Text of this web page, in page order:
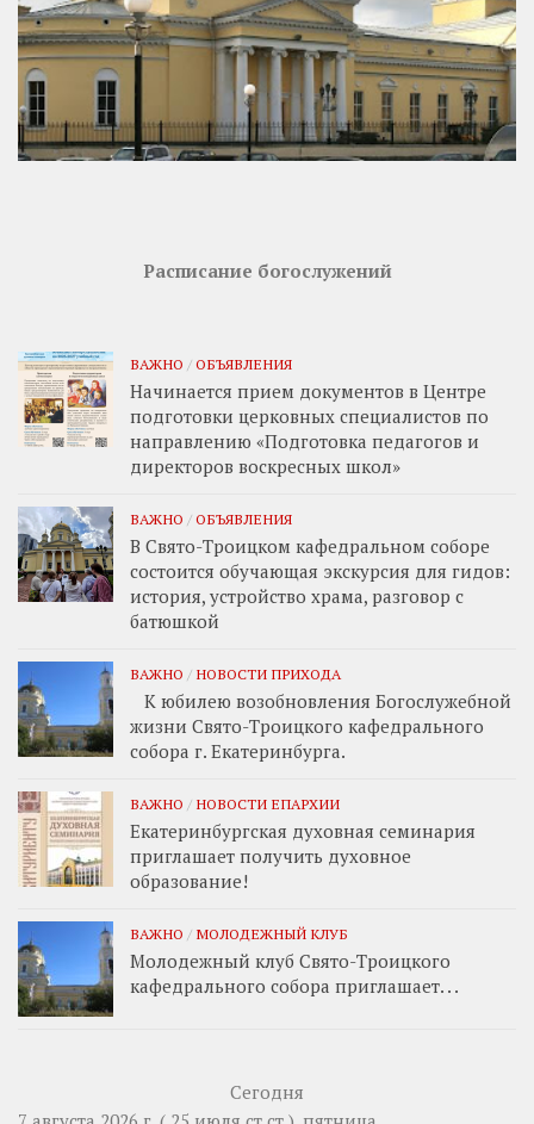
Расписание богослужений
ВАЖНО / ОБЪЯВЛЕНИЯ
Начинается прием документов в Центре
подготовки церковных специалистов по
направлению «Подготовка педагогов и
директоров воскресных школ»
ВАЖНО / ОБЪЯВЛЕНИЯ
В Свято-Троицком кафедральном соборе
состоится обучающая экскурсия для гидов:
история, устройство храма, разговор с
батюшкой
ВАЖНО / НОВОСТИ ПРИХОДА
К юбилею возобновления Богослужебной
жизни Свято-Троицкого кафедрального
собора г. Екатеринбурга.
ВАЖНО / НОВОСТИ ЕПАРХИИ
Екатеринбургская духовная семинария
приглашает получить духовное
образование!
ВАЖНО / МОЛОДЕЖНЫЙ КЛУБ
Молодежный клуб Свято-Троицкого
кафедрального собора приглашает. . .
Сегодня